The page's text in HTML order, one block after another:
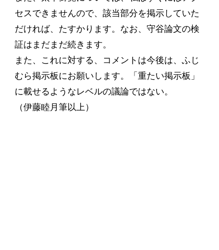
セスできませんので、該当部分を掲示していた
だければ、たすかります。なお、守谷論文の検
証はまだまだ続きます。
また、これに対する、コメントは今後は、ふじ
むら掲示板にお願いします。「重たい掲示板」
に載せるようなレベルの議論ではない。
（伊藤睦月筆以上）